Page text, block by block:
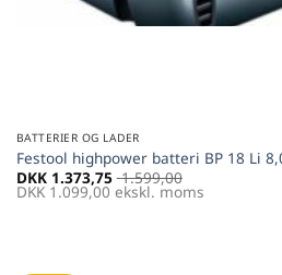
BATTERIER OG LADER
Festool highpower batteri BP 18 Li
DKK 1.373,75 1.599,00
DKK 1.099,00 ekskl. moms